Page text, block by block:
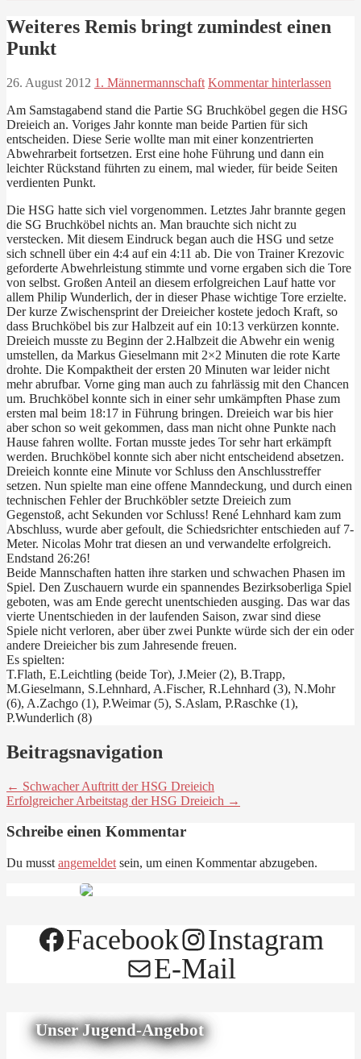
Weiteres Remis bringt zumindest einen
Punkt
26. August 2012 1. Männermannschaft Kommentar hinterlassen
Am Samstagabend stand die Partie SG Bruchköbel gegen die HSG
Dreieich an. Voriges Jahr konnte man beide Partien für sich
entscheiden. Diese Serie wollte man mit einer konzentrierten
Abwehrarbeit fortsetzen. Erst eine hohe Führung und dann ein
leichter Rückstand führten zu einem, mal wieder, für beide Seiten
verdienten Punkt.
Die HSG hatte sich viel vorgenommen. Letztes Jahr brannte gegen
die SG Bruchköbel nichts an. Man brauchte sich nicht zu
verstecken. Mit diesem Eindruck began auch die HSG und setze
sich schnell über ein 4:4 auf ein 4:11 ab. Die von Trainer Krezovic
geforderte Abwehrleistung stimmte und vorne ergaben sich die Tore
von selbst. Großen Anteil an diesem erfolgreichen Lauf hatte vor
allem Philip Wunderlich, der in dieser Phase wichtige Tore erzielte.
Der kurze Zwischensprint der Dreieicher kostete jedoch Kraft, so
dass Bruchköbel bis zur Halbzeit auf ein 10:13 verkürzen konnte.
Dreieich musste zu Beginn der 2.Halbzeit die Abwehr ein wenig
umstellen, da Markus Gieselmann mit 2×2 Minuten die rote Karte
drohte. Die Kompaktheit der ersten 20 Minuten war leider nicht
mehr abrufbar. Vorne ging man auch zu fahrlässig mit den Chancen
um. Bruchköbel konnte sich in einer sehr umkämpften Phase zum
ersten mal beim 18:17 in Führung bringen. Dreieich war bis hier
aber schon so weit gekommen, dass man nicht ohne Punkte nach
Hause fahren wollte. Fortan musste jedes Tor sehr hart erkämpft
werden. Bruchköbel konnte sich aber nicht entscheidend absetzen.
Dreieich konnte eine Minute vor Schluss den Anschlusstreffer
setzen. Nun spielte man eine offene Manndeckung, und durch einen
technischen Fehler der Bruchköbler setzte Dreieich zum
Gegenstoß, acht Sekunden vor Schluss! René Lehnhard kam zum
Abschluss, wurde aber gefoult, die Schiedsrichter entschieden auf 7-
Meter. Nicolas Mohr trat diesen an und verwandelte erfolgreich.
Endstand 26:26!
Beide Mannschaften hatten ihre starken und schwachen Phasen im
Spiel. Den Zuschauern wurde ein spannendes Bezirksoberliga Spiel
geboten, was am Ende gerecht unentschieden ausging. Das war das
vierte Unentschieden in der laufenden Saison, zwar sind diese
Spiele nicht verloren, aber über zwei Punkte würde sich der ein oder
andere Dreieicher bis zum Jahresende freuen.
Es spielten:
T.Flath, E.Leichtling (beide Tor), J.Meier (2), B.Trapp,
M.Gieselmann, S.Lehnhard, A.Fischer, R.Lehnhard (3), N.Mohr
(6), A.Zachgo (1), P.Weimar (5), S.Aslam, P.Raschke (1),
P.Wunderlich (8)
Beitragsnavigation
← Schwacher Auftritt der HSG Dreieich
Erfolgreicher Arbeitstag der HSG Dreieich →
Schreibe einen Kommentar
Du musst angemeldet sein, um einen Kommentar abzugeben.
Facebook
Instagram
E-Mail
Unser Jugend-Angebot